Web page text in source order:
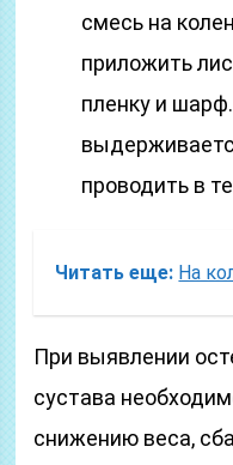
смесь на
приложить
пленку и
проводить в
Читать еще: На
При выявлении
сустава
снижению веса,